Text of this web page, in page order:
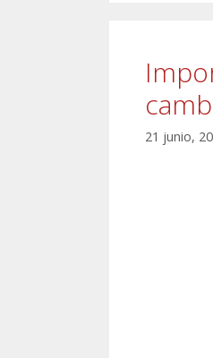
21 junio,